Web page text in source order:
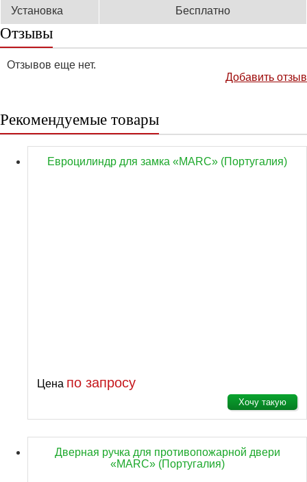
Установка Бесплатно
Отзывы
Отзывов еще нет.
Добавить отзыв
Рекомендуемые товары
Евроцилиндр для замка «MARC» (Португалия)
Цена по запросу
Хочу такую
Дверная ручка для противопожарной двери
«MARC» (Португалия)